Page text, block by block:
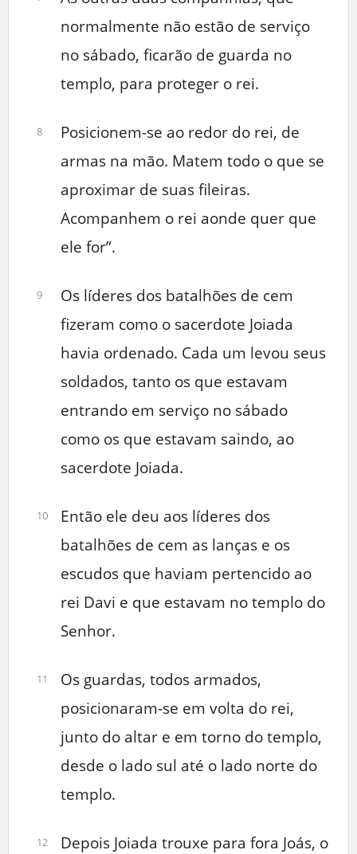
normalmente não estão de serviço
no sábado, ficarão de guarda no
templo, para proteger o rei.
8
Posicionem-se ao redor do rei, de
armas na mão. Matem todo o que se
aproximar de suas fileiras.
Acompanhem o rei aonde quer que
ele for”.
9
Os líderes dos batalhões de cem
fizeram como o sacerdote Joiada
havia ordenado. Cada um levou seus
soldados, tanto os que estavam
entrando em serviço no sábado
como os que estavam saindo, ao
sacerdote Joiada.
10
Então ele deu aos líderes dos
batalhões de cem as lanças e os
escudos que haviam pertencido ao
rei Davi e que estavam no templo do
Senhor.
11
Os guardas, todos armados,
posicionaram-se em volta do rei,
junto do altar e em torno do templo,
desde o lado sul até o lado norte do
templo.
12
Depois Joiada trouxe para fora Joás, o